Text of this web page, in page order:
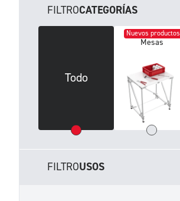
FILTROCATEGORÍAS
Todo
Nuevos productos
Mesas
FILTROUSOS